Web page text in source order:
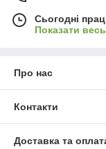
Сьогодні
Показати
Про нас
Контакти
Доставка та